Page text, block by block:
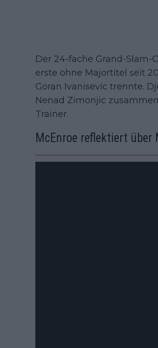
Der 24-fache Grand-
erste ohne Majortitel seit
Goran Ivanisevic trennte.
Nenad Zimonjic
Trainer.
McEnroe reflektiert